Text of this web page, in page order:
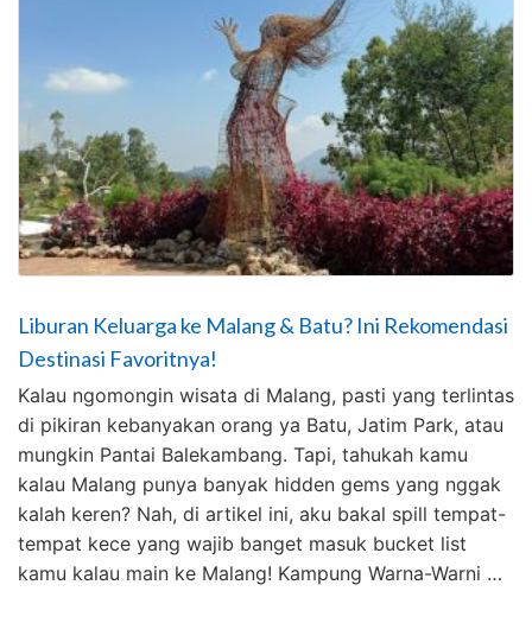
Liburan Keluarga ke Malang & Batu? Ini Rekomendasi
Destinasi Favoritnya!
Kalau ngomongin wisata di Malang, pasti yang terlintas
di pikiran kebanyakan orang ya Batu, Jatim Park, atau
mungkin Pantai Balekambang. Tapi, tahukah kamu
kalau Malang punya banyak hidden gems yang nggak
kalah keren? Nah, di artikel ini, aku bakal spill tempat-
tempat kece yang wajib banget masuk bucket list
kamu kalau main ke Malang! Kampung Warna-Warni …